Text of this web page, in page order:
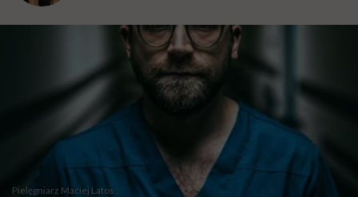
Pielęgniarz Maciej Latos .